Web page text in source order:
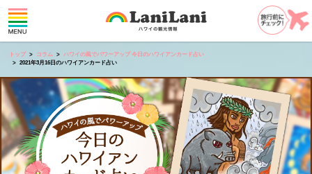
トップ コラム
ハワイの風でパワーアップ 今日のハワイアンカード占い
2021年3月16日のハワイアンカード占い